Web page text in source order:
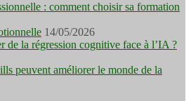
: comment choisir sa formation
14/05/2026
de la régression cognitive face à l’IA ?
peuvent améliorer le monde de la